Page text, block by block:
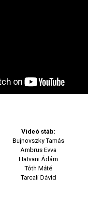
Videó stáb:
Bujnovszky Tamás
Ambrus Evva
Hatvani Ádám
Tóth Máté
Tarcali Dávid